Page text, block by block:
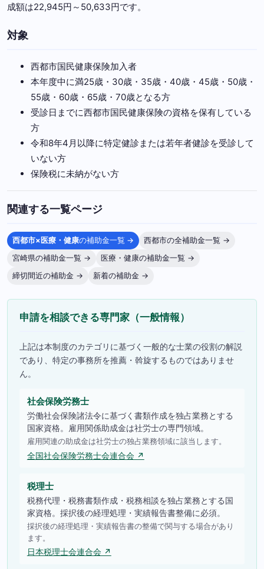
成額は22,945円～50,633円です。
対象
西都市国民健康保険加入者
本年度中に満25歳・30歳・35歳・40歳・45歳・50歳・
55歳・60歳・65歳・70歳となる方
受診日までに西都市国民健康保険の資格を保有している
方
令和8年4月以降に特定健診または若年者健診を受診して
いない方
保険税に未納がない方
関連する一覧ページ
西都市×医療・健康の補助金一覧 →
西都市の全補助金一覧 →
宮崎県の補助金一覧 →
医療・健康の補助金一覧 →
締切間近の補助金 →
新着の補助金 →
申請を相談できる専門家（一般情報）
上記は本制度のカテゴリに基づく一般的な士業の役割の解説
であり、特定の事務所を推薦・斡旋するものではありませ
ん。
社会保険労務士
労働社会保険諸法令に基づく書類作成を独占業務とする
国家資格。雇用関係助成金は社労士の専門領域。
雇用関連の助成金は社労士の独占業務領域に該当します。
全国社会保険労務士会連合会 ↗
税理士
税務代理・税務書類作成・税務相談を独占業務とする国
家資格。採択後の経理処理・実績報告書整備に必須。
採択後の経理処理・実績報告書の整備で関与する場合があり
ます。
日本税理士会連合会 ↗